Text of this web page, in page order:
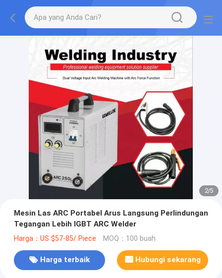
2/5
Mesin Las ARC Portabel Arus Langsung Perlindungan
Tegangan Lebih IGBT ARC Welder
Harga：US $57-85/ Piece MOQ：100 buah
Harga terbaik Hubungi sekarang